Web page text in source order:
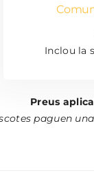
Inclou la
Preus
paguen